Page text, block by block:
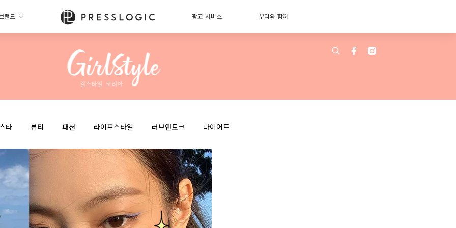
랜드 광고 서비스 우리와 함께
타 뷰티 패션 라이프스타일 러브앤토크 다이어트